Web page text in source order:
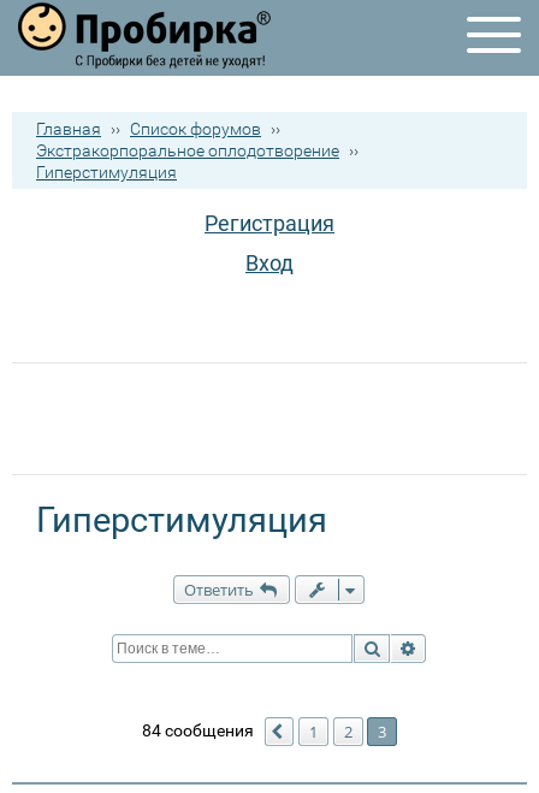
Главная ›› Список форумов
››
Экстракорпоральное оплодотворение ››
Гиперстимуляция
Регистрация
Вход
Гиперстимуляция
Ответить
Поиск
84 сообщения Пред.
1 2 3